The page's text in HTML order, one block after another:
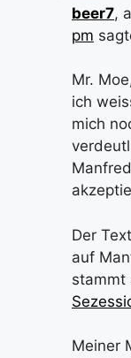
beer7,
pm
Mr.
ich
mich
Der
auf
stammt
Meiner